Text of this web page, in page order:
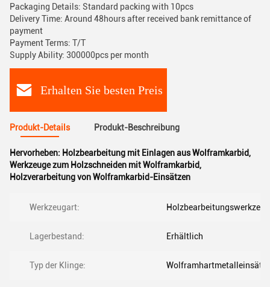
Packaging Details: Standard packing with 10pcs
Delivery Time: Around 48hours after received bank remittance of
payment
Payment Terms: T/T
Supply Ability: 300000pcs per month
Erhalten Sie besten Preis
Produkt-Details Produkt-Beschreibung
Hervorheben: Holzbearbeitung mit Einlagen aus Wolframkarbid,
Werkzeuge zum Holzschneiden mit Wolframkarbid,
Holzverarbeitung von Wolframkarbid-Einsätzen
Werkzeugart:
Lagerbestand: Erhältlich
Typ der Klinge: Wolframhartmetalleinsätze